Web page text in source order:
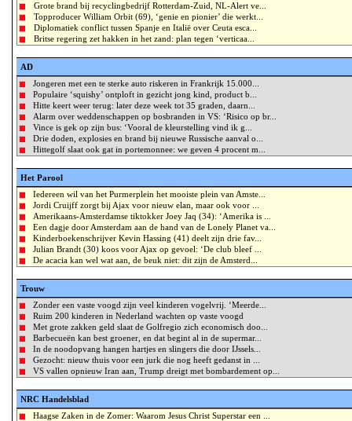
Grote brand bij recyclingbedrijf Rotterdam-Zuid, NL-Alert ve...
Topproducer William Orbit (69), ‘genie en pionier’ die werkt...
Diplomatiek conflict tussen Spanje en Italië over Ceuta esca...
Britse regering zet hakken in het zand: plan tegen ‘verticaa...
AD
Jongeren met een te sterke auto riskeren in Frankrijk 15.000...
Populaire ‘squishy’ ontploft in gezicht jong kind, product b...
Hitte keert weer terug: later deze week tot 35 graden, daarn...
Alarm over weddenschappen op bosbranden in VS: ‘Risico op br...
Vince is gek op zijn bus: ‘Vooral de kleurstelling vind ik g...
Drie doden, explosies en brand bij nieuwe Russische aanval o...
Hittegolf slaat ook gat in portemonnee: we geven 4 procent m...
Het Parool
Iedereen wil van het Purmerplein het mooiste plein van Amste...
Jordi Cruijff zorgt bij Ajax voor nieuw elan, maar ook voor ...
Amerikaans-Amsterdamse tiktokker Joey Jaq (34): ‘Amerika is ...
Een dagje door Amsterdam aan de hand van de Lonely Planet va...
Kinderboekenschrijver Kevin Hassing (41) deelt zijn drie fav...
Julian Brandt (30) koos voor Ajax op gevoel: ‘De club bleef ...
De acacia kan wel wat aan, de beuk niet: dit zijn de Amsterd...
Trouw
Zonder een vaste voogd zijn veel kinderen vogelvrij. ‘Meerde...
Ruim 200 kinderen in Nederland wachten op vaste voogd
Met grote zakken geld slaat de Golfregio zich economisch doo...
Barbecueën kan best groener, en dat begint al in de supermar...
In de noodopvang hangen hartjes en slingers die door IJssels...
Gezocht: nieuw thuis voor een jurk die nog heeft gedanst in ...
VS vallen opnieuw Iran aan, Trump dreigt met bombardement op...
NRC Handelsblad
Haagse Zaken in de Zomer: Waarom Jesus Christ Superstar een ...